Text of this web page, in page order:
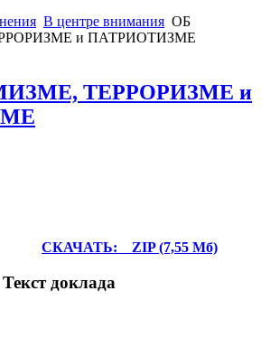
В центре внимания ОБ
и ПАТРИОТИЗМЕ
ТЕРРОРИЗМЕ и
СКАЧАТЬ:
ZIP (7,55 Мб)
Текст доклада